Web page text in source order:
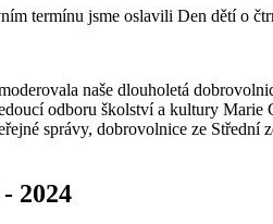
termínu jsme oslavili Den dětí o
naše dlouholetá
odboru školství a kultury
správy, dobrovolnice ze Střední
2024